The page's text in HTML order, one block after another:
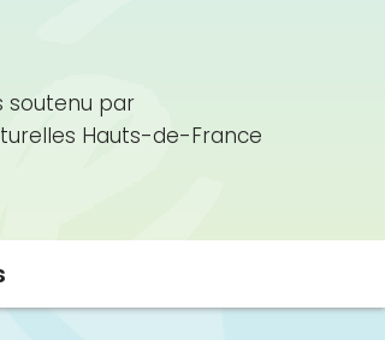
soutenu par
Hauts-de-France